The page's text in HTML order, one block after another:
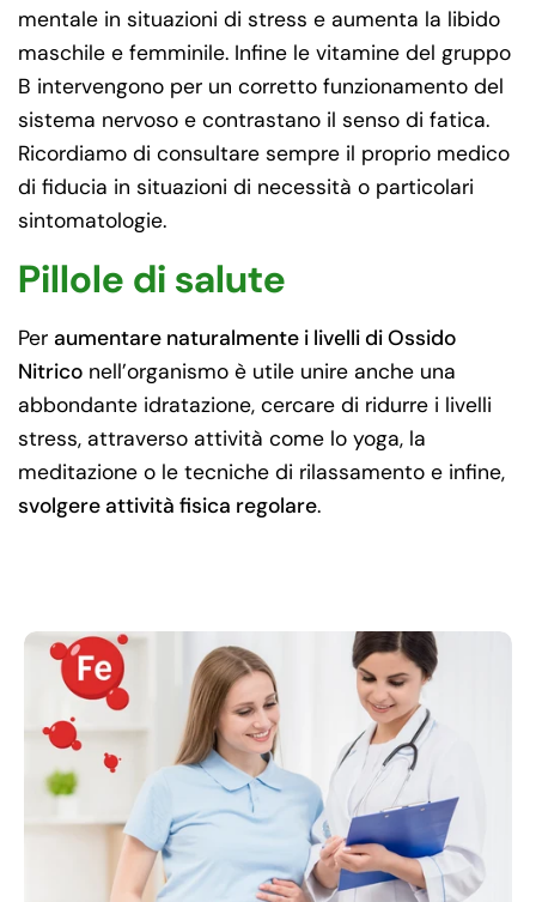
mentale in situazioni di stress e aumenta la libido
maschile e femminile. Infine le vitamine del gruppo
B intervengono per un corretto funzionamento del
sistema nervoso e contrastano il senso di fatica.
Ricordiamo di consultare sempre il proprio medico
di fiducia in situazioni di necessità o particolari
sintomatologie.
Pillole di salute
Per aumentare naturalmente i livelli di Ossido
Nitrico nell’organismo è utile unire anche una
abbondante idratazione, cercare di ridurre i livelli
stress, attraverso attività come lo yoga, la
meditazione o le tecniche di rilassamento e infine,
svolgere attività fisica regolare.